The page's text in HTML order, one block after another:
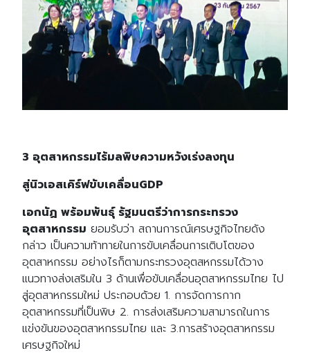
3 อุตสาหกรรมไร้มลพิษความหวังเร่งลงทุน
สู่นิวเอสเคิร์ฟขับเคลื่อนGDP
เอกนัฏ พร้อมพันธุ์ รัฐมนตรีว่าการกระทรวง
อุตสาหกรรม ยอมรับว่า สถานการณ์เศรษฐกิจไทยดัง
กล่าว เป็นความท้าทายในการขับเคลื่อนการเติบโตของ
อุตสาหกรรม อย่างไรก็ตามกระทรวงอุตสหกรรมได้วาง
แนวทางส่งเสริมใน 3 ด้านเพื่อขับเคลื่อนอุตสาหกรรมไทย ไป
สู่อุตสาหกรรมใหม่ ประกอบด้วย 1. การจัดการกาก
อุตสาหกรรมที่เป็นพิษ 2. การส่งเสริมความสามารถในการ
แข่งขันของอุตสาหกรรมไทย และ 3.การสร้างอุตสาหกรรม
เศรษฐกิจใหม่